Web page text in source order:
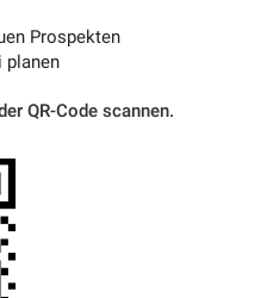
Prospekten
planen
QR-Code scannen.